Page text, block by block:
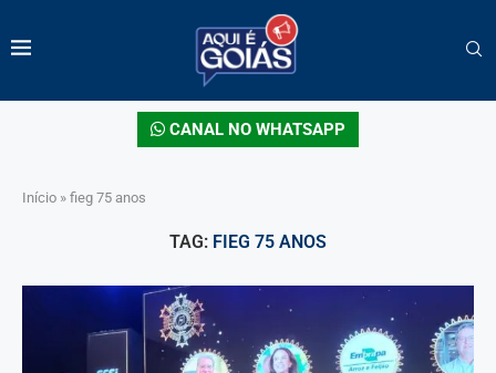
CANAL NO WHATSAPP
Início » fieg 75 anos
TAG: FIEG 75 ANOS